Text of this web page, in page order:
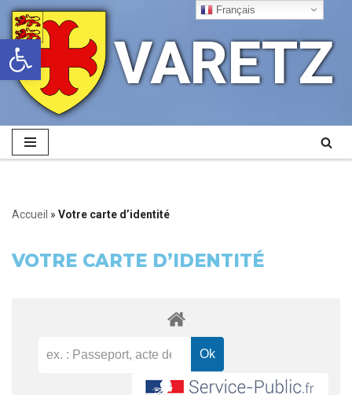
Ouvrir la barre d’outils
Aller
au
contenu
VARETZ
Accueil » Votre carte d’identité
VOTRE CARTE D’IDENTITÉ
Français